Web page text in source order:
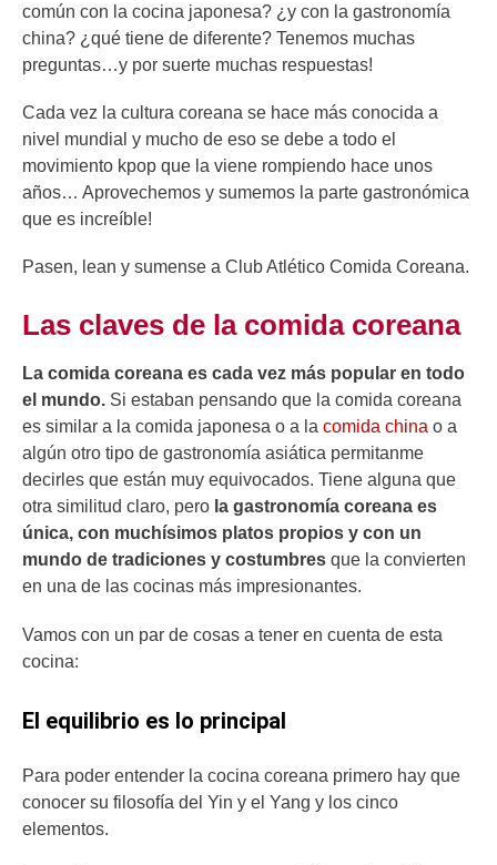
común con la cocina japonesa? ¿y con la gastronomía
china? ¿qué tiene de diferente? Tenemos muchas
preguntas…y por suerte muchas respuestas!
Cada vez la cultura coreana se hace más conocida a
nivel mundial y mucho de eso se debe a todo el
movimiento kpop que la viene rompiendo hace unos
años… Aprovechemos y sumemos la parte gastronómica
que es increíble!
Pasen, lean y sumense a Club Atlético Comida Coreana.
Las claves de la comida coreana
La comida coreana es cada vez más popular en todo
el mundo. Si estaban pensando que la comida coreana
es similar a la comida japonesa o a la comida china o a
algún otro tipo de gastronomía asiática permitanme
decirles que están muy equivocados. Tiene alguna que
otra similitud claro, pero la gastronomía coreana es
única, con muchísimos platos propios y con un
mundo de tradiciones y costumbres que la convierten
en una de las cocinas más impresionantes.
Vamos con un par de cosas a tener en cuenta de esta
cocina:
El equilibrio es lo principal
Para poder entender la cocina coreana primero hay que
conocer su filosofía del Yin y el Yang y los cinco
elementos.